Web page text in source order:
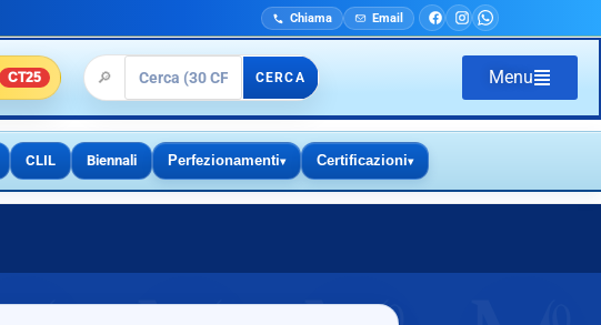
Chiama Email
CT25 🔎 CERCA Menu
CLIL Biennali Perfezionamenti▾ Certificazioni▾